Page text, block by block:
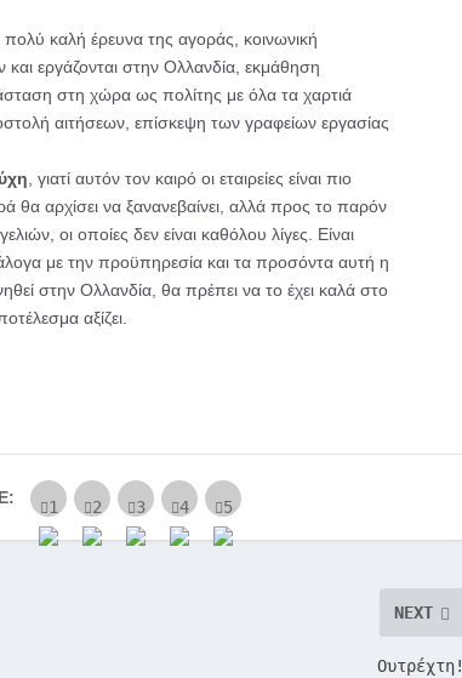
καλή έρευνα της αγοράς, κοινωνική
εργάζονται στην Ολλανδία, εκμάθηση
στη χώρα ως πολίτης με όλα τα χαρτιά
αιτήσεων, επίσκεψη των γραφείων εργασίας
, γιατί αυτόν τον καιρό οι εταιρείες είναι πιο
θα αρχίσει να ξανανεβαίνει, αλλά προς το παρόν
οι οποίες δεν είναι καθόλου λίγες. Είναι
με την προϋπηρεσία και τα προσόντα αυτή η
στην Ολλανδία, θα πρέπει να το έχει καλά στο
αξίζει.
NEXT
Ουτρέχτη!